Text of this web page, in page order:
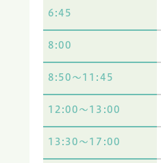
6:45
8:00
8:50～11:45
12:00～13:00
13:30～17:00